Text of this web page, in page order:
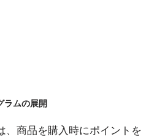
ラムの展開
、商品を購入時にポイントを